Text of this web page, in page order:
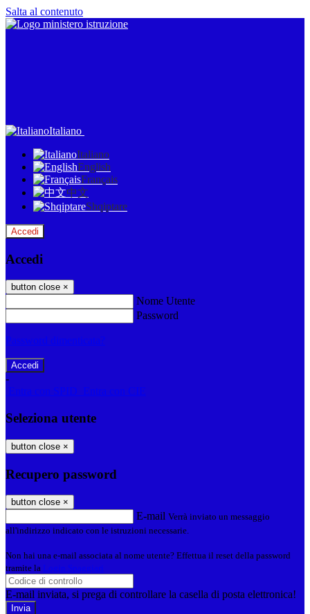
Salta al contenuto
Italiano
Italiano
English
Français
中文
Shqiptare
Accedi
Accedi
button close ×
Nome Utente
Password
Password dimenticata?
-
Entra con SPID
Entra con CIE
Seleziona utente
button close ×
Recupero password
button close ×
E-mail Verrà inviato un messaggio
all'indirizzo indicato con le istruzioni necessarie.
Non hai una e-mail associata al nome utente? Effettua il reset della password
tramite la Login Spaggiari
E-mail inviata, si prega di controllare la casella di posta elettronica!